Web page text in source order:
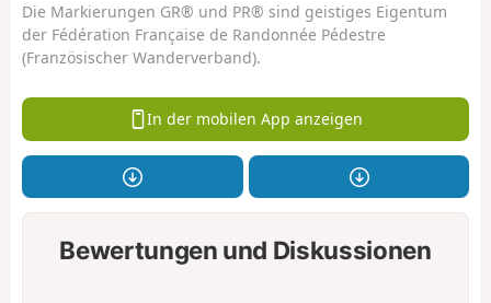
Die Markierungen GR® und PR® sind geistiges Eigentum
der Fédération Française de Randonnée Pédestre
(Französischer Wanderverband).
In der mobilen App anzeigen
Bewertungen und Diskussionen